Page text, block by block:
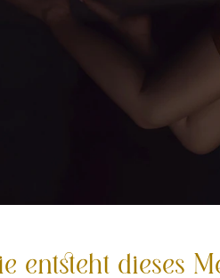
entsteht dieses